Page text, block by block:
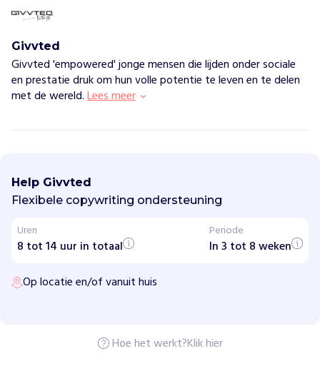
Givvted
Givvted 'empowered' jonge mensen die lijden onder sociale
en prestatie druk om hun volle potentie te leven en te delen
met de wereld.Lees meer
v
t
e
e
w
Help Givvted
Flexibele copywriting ondersteuning
Uren
8 tot 14 uur in totaal
Periode
In 3 tot 8 weken
Op locatie en/of vanuit huis
Hoe het werkt?Klik hier